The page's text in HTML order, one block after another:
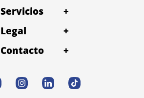
Servicios
+
Legal
+
Contacto
+